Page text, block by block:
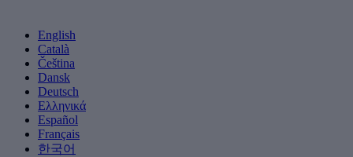
English
Català
Čeština
Dansk
Deutsch
Ελληνικά
Español
Français
한국어